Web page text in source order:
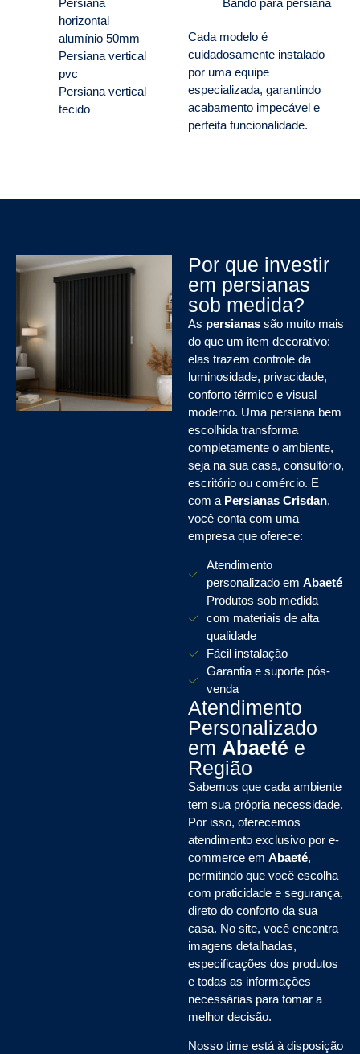
Persiana
horizontal
alumínio 50mm
Persiana vertical
pvc
Persiana vertical
tecido
Bandô para persiana
Cada modelo é
cuidadosamente instalado
por uma equipe
especializada, garantindo
acabamento impecável e
perfeita funcionalidade.
Por que investir
em persianas
sob medida?
As persianas são muito mais
do que um item decorativo:
elas trazem controle da
luminosidade, privacidade,
conforto térmico e visual
moderno. Uma persiana bem
escolhida transforma
completamente o ambiente,
seja na sua casa, consultório,
escritório ou comércio. E
com a Persianas Crisdan,
você conta com uma
empresa que oferece:
Atendimento
personalizado em Abaeté
Produtos sob medida
com materiais de alta
qualidade
Fácil instalação
Garantia e suporte pós-
venda
Atendimento
Personalizado
em Abaeté e
Região
Sabemos que cada ambiente
tem sua própria necessidade.
Por isso, oferecemos
atendimento exclusivo por e-
commerce em Abaeté,
permitindo que você escolha
com praticidade e segurança,
direto do conforto da sua
casa. No site, você encontra
imagens detalhadas,
especificações dos produtos
e todas as informações
necessárias para tomar a
melhor decisão.
Nosso time está à disposição